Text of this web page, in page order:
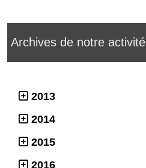
Archives de notre activité
2013
2014
2015
2016